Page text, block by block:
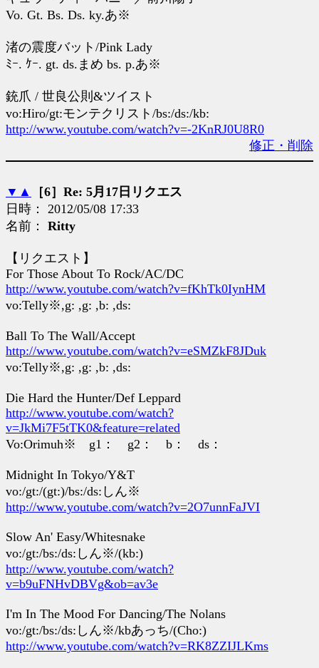
Vo. Gt. Bs. Ds. ky.あ※
渚の震度バット/Pink Lady
ﾐｰ. ｹｰ. gt. ds.まめ bs. p.あ※
銃爪 / 世良公則&ツイスト
vo:Hiro/gt:モンテクリスト/bs:/ds:/kb:
http://www.youtube.com/watch?v=-2KnRJ0U8R0
修正・削除
▼ ▲
［6］Re: 5月17日リクエス
日時： 2012/05/08 17:33
名前： Ritty
【リクエスト】
For Those About To Rock/AC/DC
http://www.youtube.com/watch?v=fKhTk0IynHM
vo:Telly※,g: ,g: ,b: ,ds:
Ball To The Wall/Accept
http://www.youtube.com/watch?v=eSMZkF8JDuk
vo:Telly※,g: ,g: ,b: ,ds:
Die Hard the Hunter/Def Leppard
http://www.youtube.com/watch?
v=JkMi7F5tTK0&feature=related
Vo:Orimuh※ g1： g2： b： ds：
Midnight In Tokyo/Y&T
vo:/gt:/(gt:)/bs:/ds:しん※
http://www.youtube.com/watch?v=2O7unnFaJVI
Slow An' Easy/Whitesnake
vo:/gt:/bs:/ds:しん※/(kb:)
http://www.youtube.com/watch?
v=b9uFNHvDBVg&ob=av3e
I'm In The Mood For Dancing/The Nolans
vo:/gt:/bs:/ds:しん※/kbあっち/(Cho:)
http://www.youtube.com/watch?v=RK8ZZIJLKms